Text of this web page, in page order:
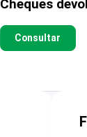
Cheques
Consultar